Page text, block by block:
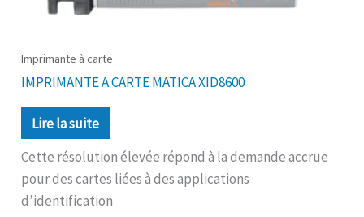
Imprimante à carte
IMPRIMANTE A CARTE MATICA XID8600
Lire la suite
Cette résolution élevée répond à la demande accrue
pour des cartes liées à des applications
d’identification